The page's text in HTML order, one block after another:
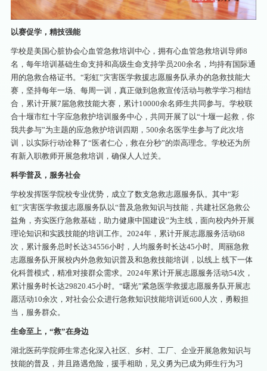
以赛促学，精技强能
学校是美国心脏协会心血管急救培训中心，拥有心血管急救培训导师8
名，每年培训基础生命支持和高级生命支持学员200余名，均持有国际通
用的急救合格证书。“彩虹”灾害医学救援志愿服务队承办的急救技能大
赛，坚持每年一场、每周一训，真正做到急救宣传活动与教学学习相结
合，累计开展7届急救技能大赛，累计10000余名师生共同参与。学校联
合十堰市红十字应急救护培训服务中心，共同开展了以“十堰一起救，你
我共参与”为主题的应急救护培训四期，500余名医学生参与了此次培
训，以实际行动诠释了“医者仁心，救在分秒”的崇高理念。学校还为所
有新入职教师开展急救培训，确保人人过关。
科学普及，服务社会
学校发挥医学院校专业优势，成立了数支急救志愿服务队。其中“彩
虹”灾害医学救援志愿服务队以“普及急救知识与技能，共建社区急救公
益角，夯实医疗急救基础，助力健康中国建设”为主线，面向校内外开展
理论知识和实践技能的培训工作。2024年，累计开展志愿服务活动68
次，累计服务总时长达34556小时，人均服务时长达45小时。周丽急救
志愿服务队开展校内外急救知识普及和急救技能培训，以线上 线下一体
化科普模式，精准对接群众需求。2024年累计开展志愿服务活动54次，
累计服务时长达29820.45小时。“曙光”紧急医学救援志愿服务队开展志
愿活动10余次，对社会公众进行急救知识技能培训近600人次，勇毅担
当，服务群众。
生命至上，“救”在身边
湖北医药学院师生常态化深入社区、乡村、工厂、企业开展急救知识与
技能的普及，并且路遇危险，援手相助，见义勇为已成为师生行为习